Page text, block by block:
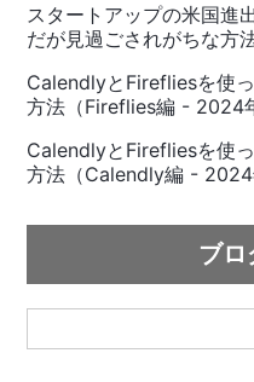
スタートアップの米国進
だが見過ごされがちな方
CalendlyとFirefliesを使
方法（Fireflies編 - 2024
CalendlyとFirefliesを使
方法（Calendly編 - 2024
ブ